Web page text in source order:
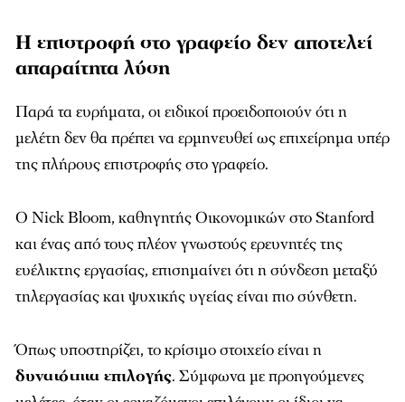
Η επιστροφή στο γραφείο δεν αποτελεί
απαραίτητα λύση
Παρά τα ευρήματα, οι ειδικοί προειδοποιούν ότι η
μελέτη δεν θα πρέπει να ερμηνευθεί ως επιχείρημα υπέρ
της πλήρους επιστροφής στο γραφείο.
Ο Nick Bloom, καθηγητής Οικονομικών στο Stanford
και ένας από τους πλέον γνωστούς ερευνητές της
ευέλικτης εργασίας, επισημαίνει ότι η σύνδεση μεταξύ
τηλεργασίας και ψυχικής υγείας είναι πιο σύνθετη.
Όπως υποστηρίζει, το κρίσιμο στοιχείο είναι η
δυνατότητα επιλογής. Σύμφωνα με προηγούμενες